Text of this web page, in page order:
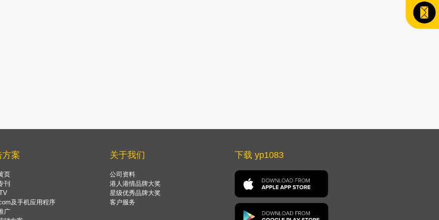
方案
页
刊
及手机应用程序
广
关于我们
公司资料
港人港情品牌大奖
星级优秀品牌大奖
客户服务
下载 yp1083